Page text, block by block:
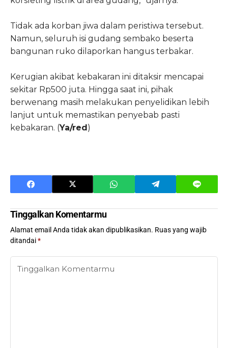
Tidak ada korban jiwa dalam peristiwa tersebut.
Namun, seluruh isi gudang sembako beserta
bangunan ruko dilaporkan hangus terbakar.
Kerugian akibat kebakaran ini ditaksir mencapai
sekitar Rp500 juta. Hingga saat ini, pihak
berwenang masih melakukan penyelidikan lebih
lanjut untuk memastikan penyebab pasti
kebakaran. (Ya/red)
Tinggalkan Komentarmu
Alamat email Anda tidak akan dipublikasikan. Ruas yang wajib
ditandai*